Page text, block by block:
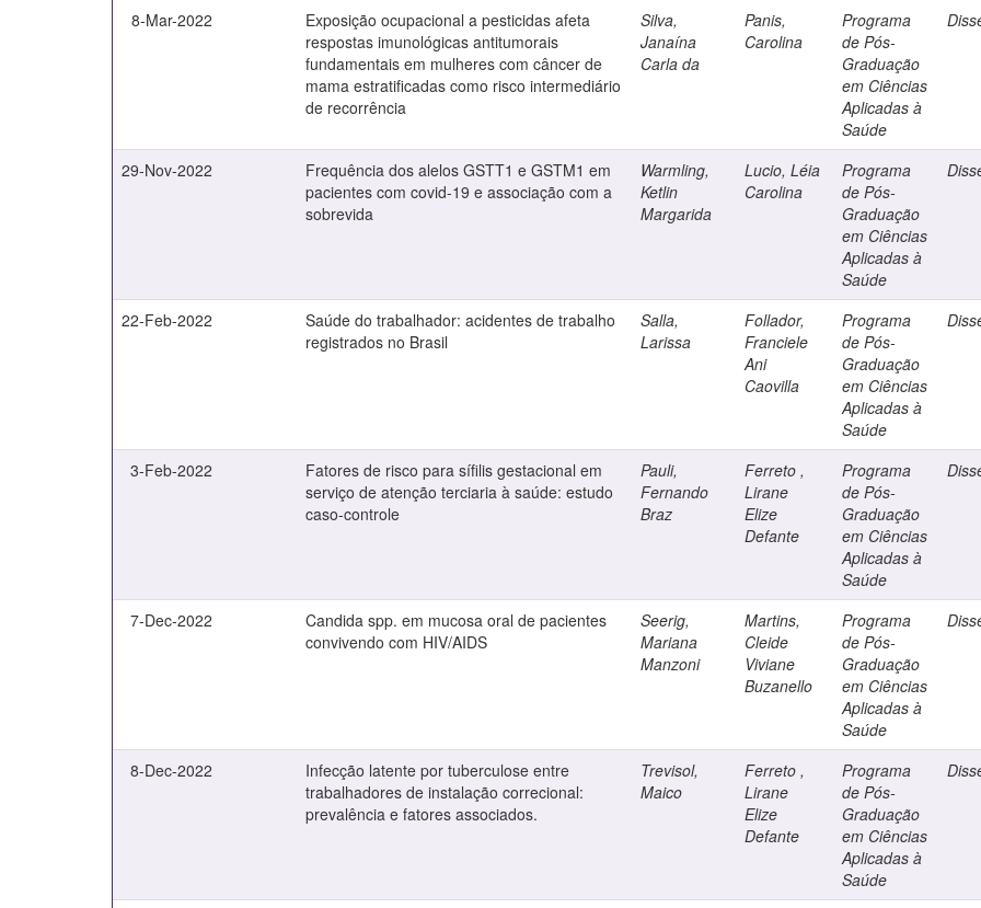
8-Mar-2022
Exposição ocupacional a pesticidas afeta
respostas imunológicas antitumorais
fundamentais em mulheres com câncer de
mama estratificadas como risco intermediário
de recorrência
Silva,
Janaína
Carla da
Panis,
Carolina
Programa
de Pós-
Graduação
em Ciências
Aplicadas à
Saúde
29-Nov-2022
Frequência dos alelos GSTT1 e GSTM1 em
pacientes com covid-19 e associação com a
sobrevida
Warmling,
Ketlin
Margarida
Lucio, Léia
Carolina
Programa
de Pós-
Graduação
em Ciências
Aplicadas à
Saúde
22-Feb-2022
Saúde do trabalhador: acidentes de trabalho
registrados no Brasil
Salla,
Larissa
Follador,
Franciele
Ani
Caovilla
Programa
de Pós-
Graduação
em Ciências
Aplicadas à
Saúde
3-Feb-2022
Fatores de risco para sífilis gestacional em
serviço de atenção terciaria à saúde: estudo
caso-controle
Pauli,
Fernando
Braz
Ferreto ,
Lirane
Elize
Defante
Programa
de Pós-
Graduação
em Ciências
Aplicadas à
Saúde
7-Dec-2022
Candida spp. em mucosa oral de pacientes
convivendo com HIV/AIDS
Seerig,
Mariana
Manzoni
Martins,
Cleide
Viviane
Buzanello
Programa
de Pós-
Graduação
em Ciências
Aplicadas à
Saúde
8-Dec-2022
Infecção latente por tuberculose entre
trabalhadores de instalação correcional:
prevalência e fatores associados.
Trevisol,
Maico
Ferreto ,
Lirane
Elize
Defante
Programa
de Pós-
Graduação
em Ciências
Aplicadas à
Saúde